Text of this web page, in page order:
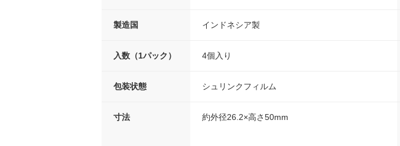
製造国 インドネシア製
入数（1パック） 4個入り
包装状態 シュリンクフィルム
寸法 約外径26.2×高さ50mm